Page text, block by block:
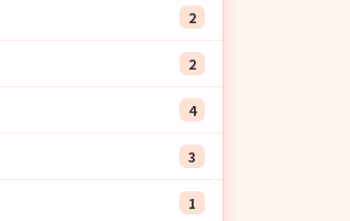
2
2
4
3
1